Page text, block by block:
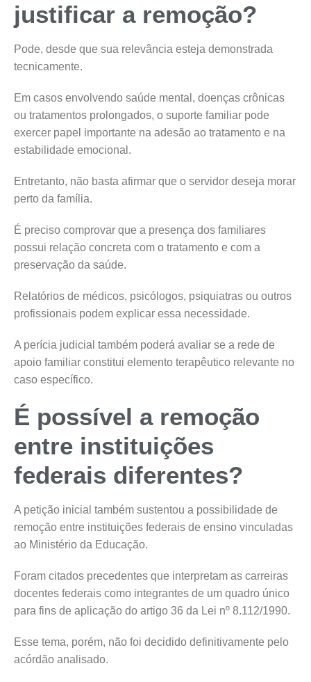
justificar a remoção?
Pode, desde que sua relevância esteja demonstrada
tecnicamente.
Em casos envolvendo saúde mental, doenças crônicas
ou tratamentos prolongados, o suporte familiar pode
exercer papel importante na adesão ao tratamento e na
estabilidade emocional.
Entretanto, não basta afirmar que o servidor deseja morar
perto da família.
É preciso comprovar que a presença dos familiares
possui relação concreta com o tratamento e com a
preservação da saúde.
Relatórios de médicos, psicólogos, psiquiatras ou outros
profissionais podem explicar essa necessidade.
A perícia judicial também poderá avaliar se a rede de
apoio familiar constitui elemento terapêutico relevante no
caso específico.
É possível a remoção
entre instituições
federais diferentes?
A petição inicial também sustentou a possibilidade de
remoção entre instituições federais de ensino vinculadas
ao Ministério da Educação.
Foram citados precedentes que interpretam as carreiras
docentes federais como integrantes de um quadro único
para fins de aplicação do artigo 36 da Lei nº 8.112/1990.
Esse tema, porém, não foi decidido definitivamente pelo
acórdão analisado.